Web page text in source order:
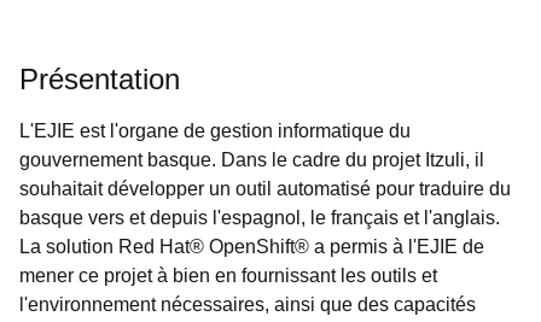
Présentation
L'EJIE est l'organe de gestion informatique du
gouvernement basque. Dans le cadre du projet Itzuli, il
souhaitait développer un outil automatisé pour traduire du
basque vers et depuis l'espagnol, le français et l'anglais.
La solution Red Hat® OpenShift® a permis à l'EJIE de
mener ce projet à bien en fournissant les outils et
l'environnement nécessaires, ainsi que des capacités